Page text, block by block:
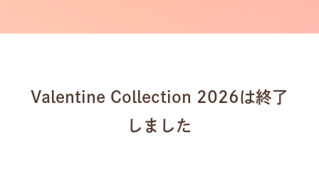
Valentine Collection 2026は終了
しました